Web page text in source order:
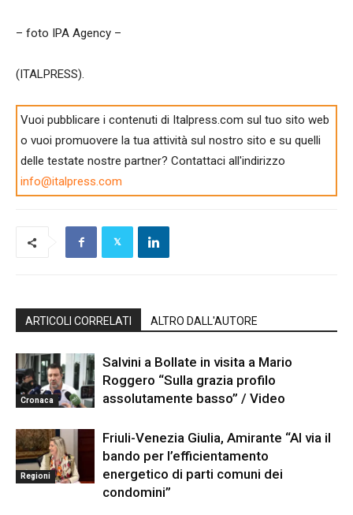
– foto IPA Agency –
(ITALPRESS).
Vuoi pubblicare i contenuti di Italpress.com sul tuo sito web
o vuoi promuovere la tua attività sul nostro sito e su quelli
delle testate nostre partner? Contattaci all'indirizzo
info@italpress.com
ARTICOLI CORRELATI ALTRO DALL'AUTORE
Cronaca
Salvini a Bollate in visita a Mario
Roggero “Sulla grazia profilo
assolutamente basso” / Video
Regioni
Friuli-Venezia Giulia, Amirante “Al via il
bando per l’efficientamento
energetico di parti comuni dei
condomini”